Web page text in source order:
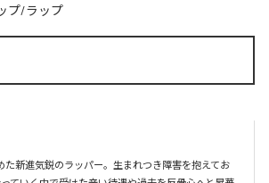
プ/ラップ
た新進気鋭のラッパー。生まれつき障害を抱えてお